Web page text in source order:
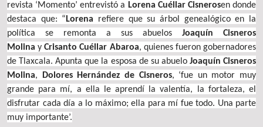
revista ‘Momento’ entrevistó a Lorena Cuéllar Cisnerosen donde
destaca que: “ Lorena refiere que su árbol genealógico en la
política se remonta a sus abuelos Joaquín Cisneros
Molina yCrisanto Cuéllar Abaroa, quienes fueron gobernadores
de Tlaxcala. Apunta que la esposa de su abuelo Joaquín Cisneros
Molina, Dolores Hernández de Cisneros, ‘fue un motor muy
grande para mí, a ella le aprendí la valentía, la fortaleza, el
disfrutar cada día a lo máximo; ella para mí fue todo. Una parte
muy importante’.